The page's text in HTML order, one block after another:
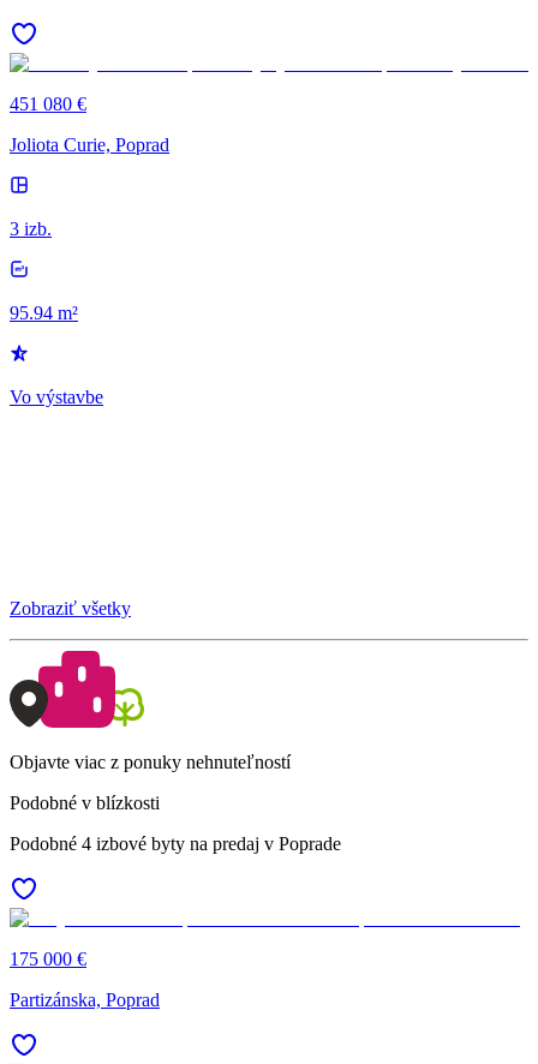
451 080 €
Joliota Curie, Poprad
3 izb.
95.94 m²
Vo výstavbe
Zobraziť všetky
Objavte viac z ponuky nehnuteľností
Podobné v blízkosti
Podobné 4 izbové byty na predaj v Poprade
175 000 €
Partizánska, Poprad